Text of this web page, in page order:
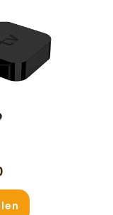
Portugiesisch,